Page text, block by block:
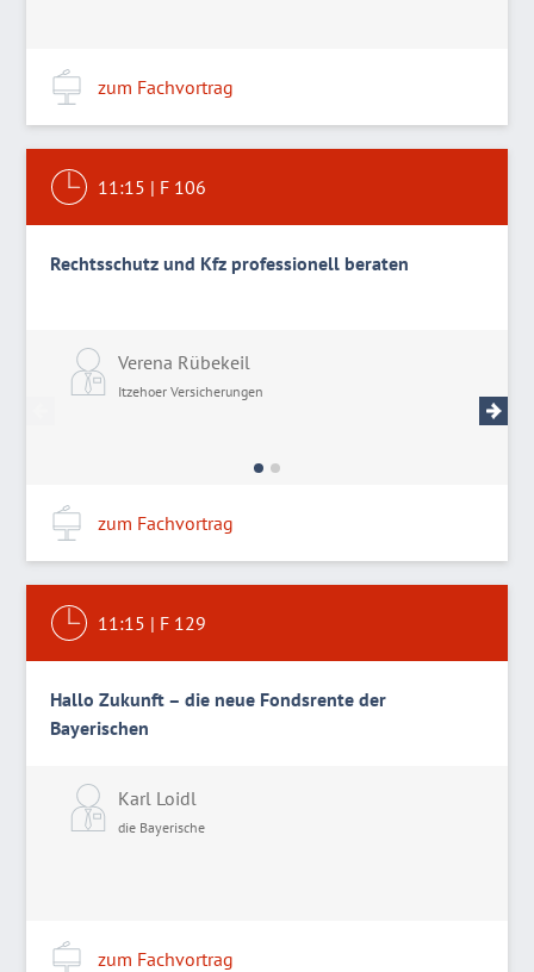
zum Fachvortrag
11:15 | F 106
Rechtsschutz und Kfz professionell beraten
Verena Rübekeil
Itzehoer Versicherungen
zum Fachvortrag
11:15 | F 129
Hallo Zukunft – die neue Fondsrente der
Bayerischen
Karl Loidl
die Bayerische
zum Fachvortrag